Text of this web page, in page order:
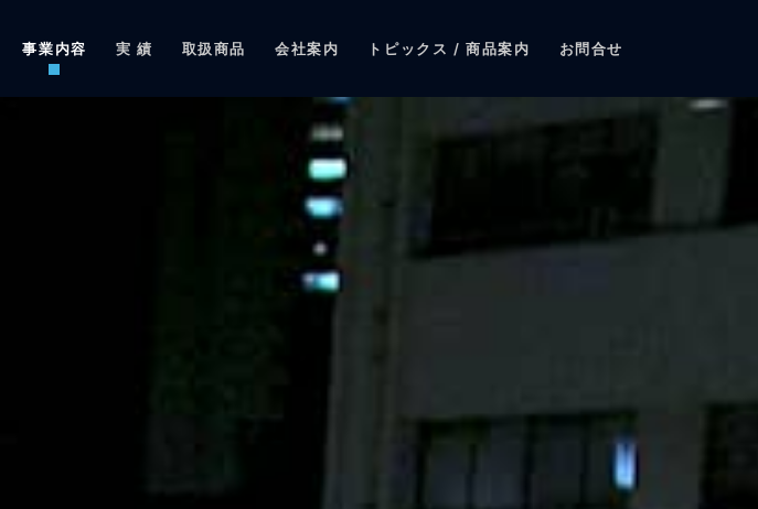
事業内容 実 績 取扱商品 会社案内 トピックス / 商品案内 お問合せ